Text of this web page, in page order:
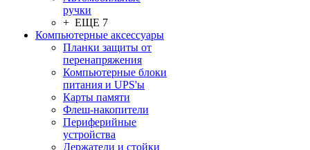
ручки
+ ЕЩЕ 7
Компьютерные аксессуары
Планки защиты от
перенапряжения
Компьютерные блоки
питания и UPS'ы
Карты памяти
Флеш-накопители
Периферийные
устройства
Держатели и стойки